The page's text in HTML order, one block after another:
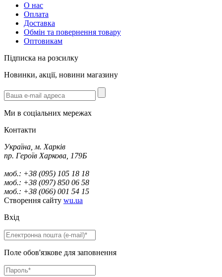
О нас
Оплата
Доставка
Обмін та повернення товару
Оптовикам
Підписка на розсилку
Новинки, акції, новини магазину
Ми в соціальних мережах
Контакти
Україна, м. Харків
пр. Героїв Харкова, 179Б
моб.: +38 (095) 105 18 18
моб.: +38 (097) 850 06 58
моб.: +38 (066) 001 54 15
Створення сайту wu.ua
Вхід
Поле обов'язкове для заповнення